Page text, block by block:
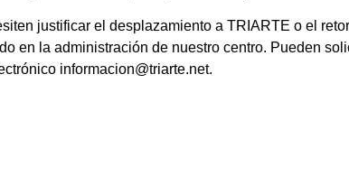
justificar el desplazamiento a TRIARTE o el
en la administración de nuestro centro. Pueden
informacion@triarte.net.